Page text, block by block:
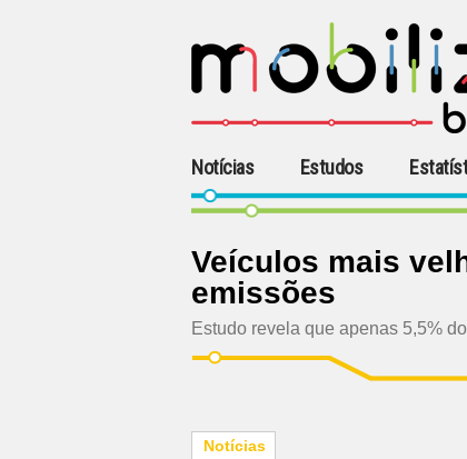
Notícias Estudos
Veículos mais
emissões
Estudo revela que apenas 5,5%
Notícias